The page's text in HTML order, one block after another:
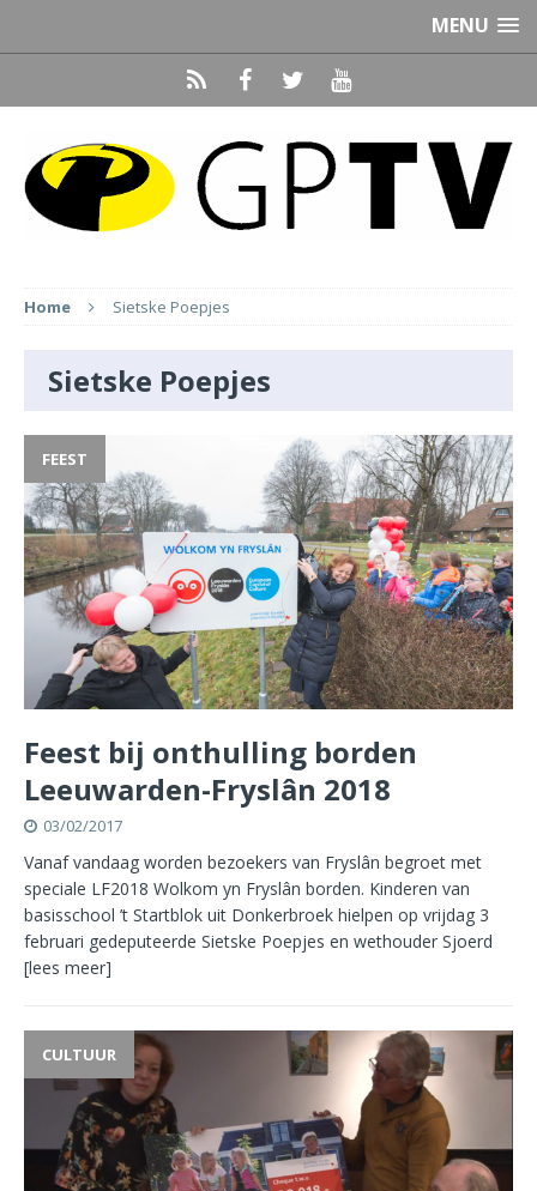
MENU
Home Sietske Poepjes
Sietske Poepjes
FEEST
Feest bij onthulling borden
Leeuwarden-Fryslân 2018
03/02/2017
Vanaf vandaag worden bezoekers van Fryslân begroet met
speciale LF2018 Wolkom yn Fryslân borden. Kinderen van
basisschool ’t Startblok uit Donkerbroek hielpen op vrijdag 3
februari gedeputeerde Sietske Poepjes en wethouder Sjoerd
[lees meer]
CULTUUR